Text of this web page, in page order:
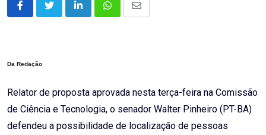
LinkedInWhatsappShare
Da Redação
Relator de proposta aprovada nesta terça-feira na Comissão
de Ciência e Tecnologia, o senador Walter Pinheiro (PT-BA)
defendeu a possibilidade de localização de pessoas